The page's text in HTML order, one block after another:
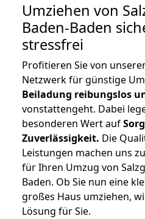
Umziehen von
Baden-Baden
stressfrei
Profitieren Sie von
Netzwerk für günstige
Beiladung reibungslos
vonstattengeht. Dabei
besonderen Wert auf
Zuverlässigkeit. Die
Leistungen machen uns
für Ihren Umzug von
Baden. Ob Sie nun eine
großes Haus umziehen,
Lösung für Sie.